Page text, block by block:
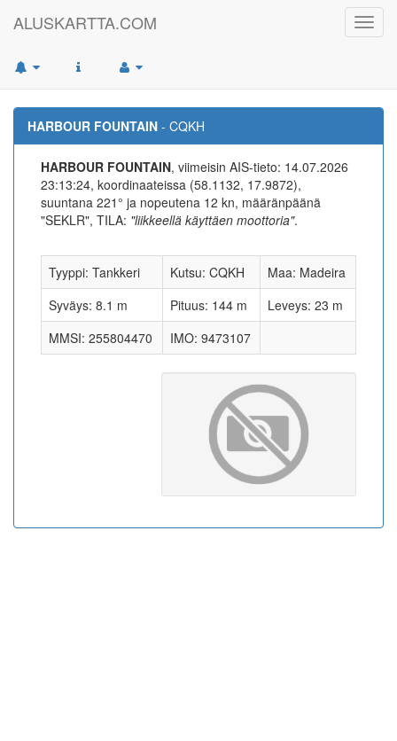
ALUSKARTTA.COM
HARBOUR FOUNTAIN - CQKH
HARBOUR FOUNTAIN, viimeisin AIS-tieto: 14.07.2026
23:13:24, koordinaateissa (58.1132, 17.9872),
suuntana 221° ja nopeutena 12 kn, määränpäänä
"SEKLR", TILA: "liikkeellä käyttäen moottoria".
Tyyppi: Tankkeri Kutsu: CQKH
Maa: Madeira
Syväys: 8.1 m
Pituus: 144 m
Leveys: 23 m
MMSI: 255804470
IMO: 9473107